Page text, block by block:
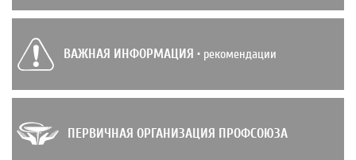
ВАЖНАЯ ИНФОРМАЦИЯ • рекомендации
ПЕРВИЧНАЯ ОРГАНИЗАЦИЯ ПРОФСОЮЗА